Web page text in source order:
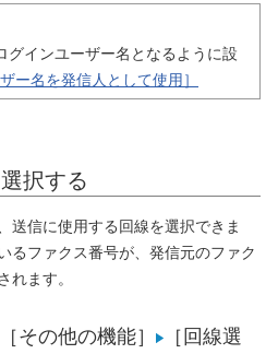
グインユーザー名となるように設
ー名を発信人として使用］
択する
送信に使用する回線を選択できま
るファクス番号が、発信元のファク
れます。
その他の機能］
［回線選